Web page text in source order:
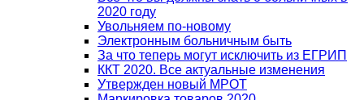
2020 году
Увольняем по-новому
Электронным больничным быть
За что теперь могут исключить из ЕГРИП
ККТ 2020. Все актуальные изменения
Утвержден новый МРОТ